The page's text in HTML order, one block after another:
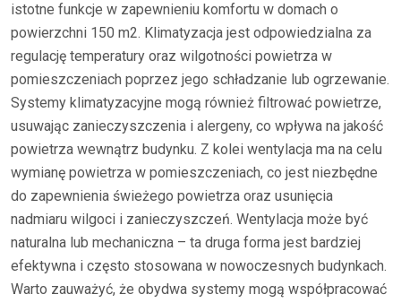
istotne funkcje w zapewnieniu komfortu w domach o
powierzchni 150 m2. Klimatyzacja jest odpowiedzialna za
regulację temperatury oraz wilgotności powietrza w
pomieszczeniach poprzez jego schładzanie lub ogrzewanie.
Systemy klimatyzacyjne mogą również filtrować powietrze,
usuwając zanieczyszczenia i alergeny, co wpływa na jakość
powietrza wewnątrz budynku. Z kolei wentylacja ma na celu
wymianę powietrza w pomieszczeniach, co jest niezbędne
do zapewnienia świeżego powietrza oraz usunięcia
nadmiaru wilgoci i zanieczyszczeń. Wentylacja może być
naturalna lub mechaniczna – ta druga forma jest bardziej
efektywna i często stosowana w nowoczesnych budynkach.
Warto zauważyć, że obydwa systemy mogą współpracować